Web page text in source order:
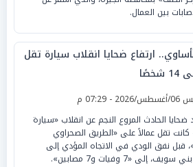
بين العمال.
ارتفاع ضحايا انقلاب سيارة تقل
07:29 م
ضحايا الحادث المروع النجم عن انقلاب «سيارة
كانت تقل عمالاً على «الطريق الصحراوي
قبل نفق الودي في الاتجاه المؤدي إلى
إلى «7 وفيات و7 مصابين».